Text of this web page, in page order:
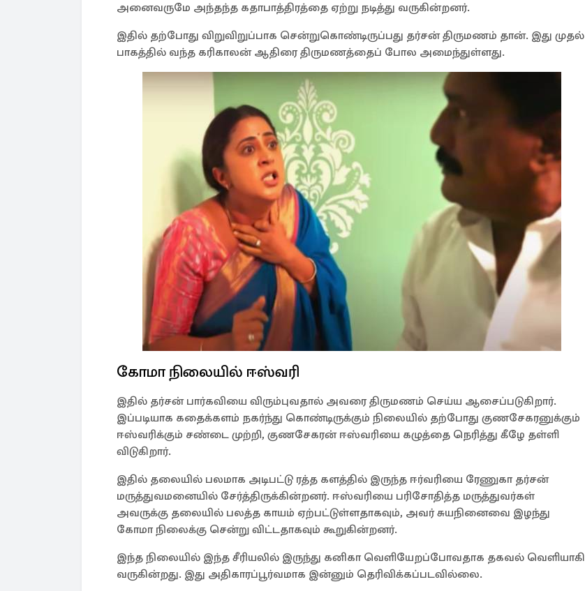
அனைவருமே அந்தந்த கதாபாத்திரத்தை ஏற்று நடித்து வருகின்றனர்.
இதில் தற்போது விறுவிறுப்பாக சென்றுகொண்டிருப்பது தர்சன் திருமணம் தான். இது முதல்
பாகத்தில் வந்த கரிகாலன் ஆதிரை திருமணத்தைப் போல அமைந்துள்ளது.
கோமா நிலையில் ஈஸ்வரி
இதில் தர்சன் பார்கவியை விரும்புவதால் அவரை திருமணம் செய்ய ஆசைப்படுகிறார்.
இப்படியாக கதைக்களம் நகர்ந்து கொண்டிருக்கும் நிலையில் தற்போது குணசேகரனுக்கும்
ஈஸ்வரிக்கும் சண்டை முற்றி, குணசேகரன் ஈஸ்வரியை கழுத்தை நெரித்து கீழே தள்ளி
விடுகிறார்.
இதில் தலையில் பலமாக அடிபட்டு ரத்த களத்தில் இருந்த ஈர்வரியை ரேணுகா தர்சன்
மருத்துவமனையில் சேர்த்திருக்கின்றனர். ஈஸ்வரியை பரிசோதித்த மருத்துவர்கள்
அவருக்கு தலையில் பலத்த காயம் ஏற்பட்டுள்ளதாகவும், அவர் சுயநினைவை இழந்து
கோமா நிலைக்கு சென்று விட்டதாகவும் கூறுகின்றனர்.
இந்த நிலையில் இந்த சீரியலில் இருந்து கனிகா வெளியேறப்போவதாக தகவல் வெளியாகி
வருகின்றது. இது அதிகாரப்பூர்வமாக இன்னும் தெரிவிக்கப்படவில்லை.